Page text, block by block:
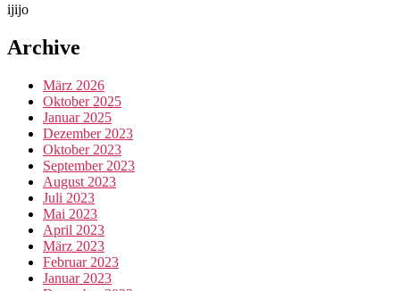
ijijo
Archive
März 2026
Oktober 2025
Januar 2025
Dezember 2023
Oktober 2023
September 2023
August 2023
Juli 2023
Mai 2023
April 2023
März 2023
Februar 2023
Januar 2023